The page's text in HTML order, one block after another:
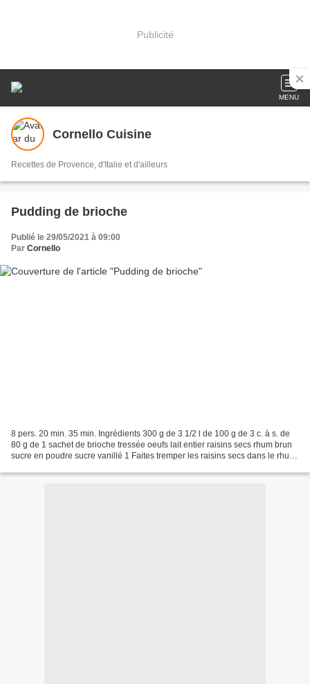
Publicité
MENU
Cornello Cuisine
Recettes de Provence, d'Italie et d'ailleurs
Pudding de brioche
Publié le 29/05/2021 à 09:00
Par Cornello
8 pers. 20 min. 35 min. Ingrédients 300 g de 3 1/2 l de 100 g de 3 c. à s. de
80 g de 1 sachet de brioche tressée oeufs lait entier raisins secs rhum brun
sucre en poudre sucre vanillé 1 Faites tremper les raisins secs dans le rhum.